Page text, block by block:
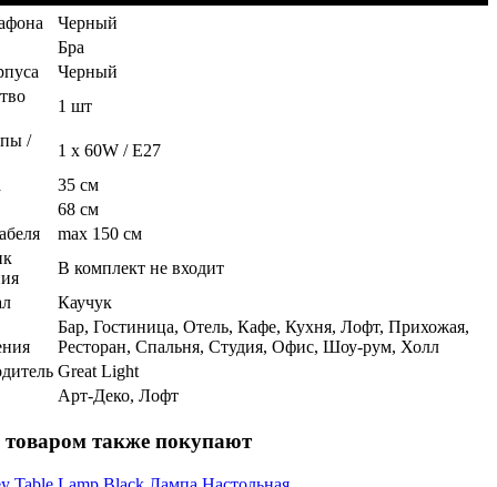
Черный
Бра
Черный
1 шт
/
1 x 60W / E27
35 см
68 см
max 150 см
В комплект не входит
Каучук
Бар, Гостиница, Отель, Кафе, Кухня, Лофт, Прихожая,
Ресторан, Спальня, Студия, Офис, Шоу-рум, Холл
Great Light
Арт-Деко, Лофт
также покупают